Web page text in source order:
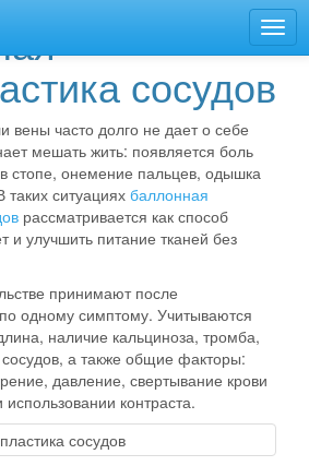
сосудов
вены часто долго не дает о себе
мешать жить: появляется боль
стопе, онемение пальцев, одышка
таких ситуациях баллонная
рассматривается как способ
и улучшить питание тканей без
принимают после
одному симптому. Учитываются
наличие кальциноза, тромба,
а также общие факторы:
давление, свертывание крови
контраста.